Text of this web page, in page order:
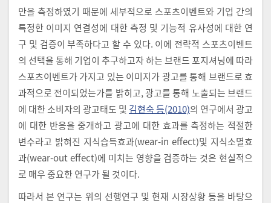
만을 측정하였기 때문에 세부적으로 스포츠이벤트와 기업 간의
특정한 이미지 연결성에 대한 측정 및 기능적 유사성에 대한 연
구 및 검증이 부족하다고 할 수 있다. 이에 전략적 스포츠이벤트
의 선택을 통해 기업이 추구하고자 하는 브랜드 포지셔닝에 따라
스포츠이벤트가 가지고 있는 이미지가 광고를 통해 브랜드로 효
과적으로 전이되었는가를 밝히고, 광고를 통해 노출되는 브랜드
에 대한 소비자의 광고태도 및 김현숙 등(2010)의 연구에서 광고
에 대한 반응을 중개하고 광고에 대한 효과를 측정하는 적절한
변수라고 밝혀진 지식습득효과(wear-in effect)및 지식소멸효
과(wear-out effect)에 미치는 영향을 검증하는 것은 현실적으
로 매우 중요한 연구가 될 것이다.
따라서 본 연구는 위의 선행연구 및 현재 시장상황 등을 바탕으